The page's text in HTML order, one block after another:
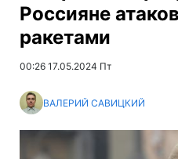
Россияне
ракетами
00:26 17.05.2024 Пт
ВАЛЕРИЙ САВИЦКИЙ